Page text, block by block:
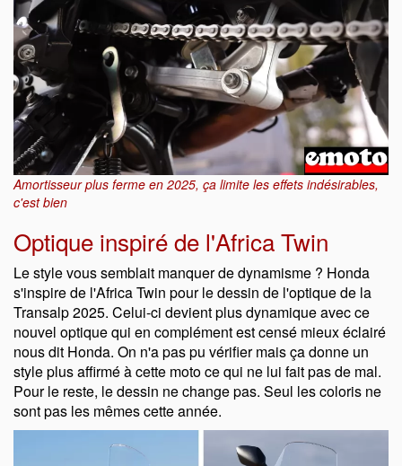
Amortisseur plus ferme en 2025, ça limite les effets indésirables,
c'est bien
Optique inspiré de l'Africa Twin
Le style vous semblait manquer de dynamisme ? Honda
s'inspire de l'Africa Twin pour le dessin de l'optique de la
Transalp 2025. Celui-ci devient plus dynamique avec ce
nouvel optique qui en complément est censé mieux éclairé
nous dit Honda. On n'a pas pu vérifier mais ça donne un
style plus affirmé à cette moto ce qui ne lui fait pas de mal.
Pour le reste, le dessin ne change pas. Seul les coloris ne
sont pas les mêmes cette année.